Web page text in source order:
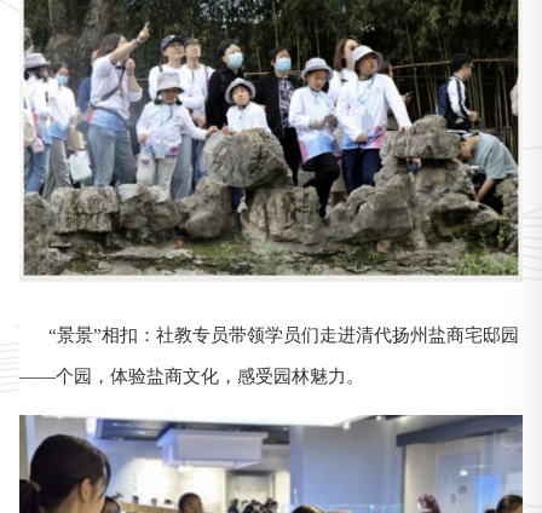
“景景”相扣：社教专员带领学员们走进清代扬州盐商宅邸园
——个园，体验盐商文化，感受园林魅力。